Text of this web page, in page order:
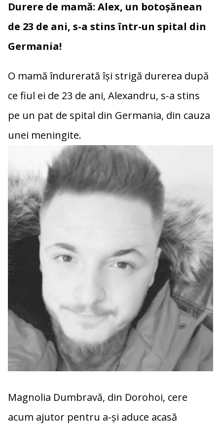
e
b
o
k
p
y
Li
k
ta
je
Durere de mamă: Alex, un botoșănean
de 23 de ani, s-a stins într-un spital din
Germania!
O mamă îndurerată își strigă durerea după
ce fiul ei de 23 de ani, Alexandru, s-a stins
pe un pat de spital din Germania, din cauza
unei meningite.
Magnolia Dumbravă, din Dorohoi, cere
acum ajutor pentru a-și aduce acasă